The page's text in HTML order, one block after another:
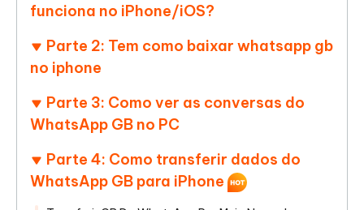
funciona no iPhone/iOS?
Parte 2: Tem como baixar whatsapp gb
no iphone
Parte 3: Como ver as conversas do
WhatsApp GB no PC
Parte 4: Como transferir dados do
WhatsApp GB para iPhone